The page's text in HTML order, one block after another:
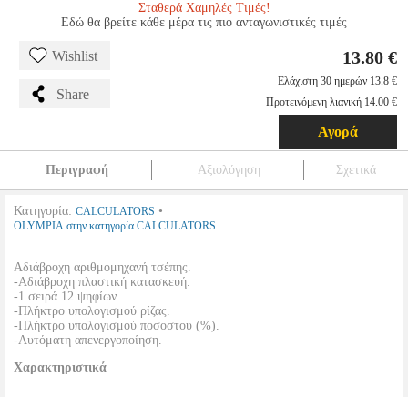
Σταθερά Χαμηλές Τιμές!
Εδώ θα βρείτε κάθε μέρα τις πιο ανταγωνιστικές τιμές
Wishlist
Share
13.80 €
Ελάχιστη 30 ημερών 13.8 €
Προτεινόμενη λιανική 14.00 €
Αγορά
Περιγραφή Αξιολόγηση Σχετικά
Κατηγορία: CALCULATORS •
OLYMPIA στην κατηγορία CALCULATORS
Αδιάβροχη αριθμομηχανή τσέπης.
-Αδιάβροχη πλαστική κατασκευή.
-1 σειρά 12 ψηφίων.
-Πλήκτρο υπολογισμού ρίζας.
-Πλήκτρο υπολογισμού ποσοστού (%).
-Αυτόματη απενεργοποίηση.
Χαρακτηριστικά